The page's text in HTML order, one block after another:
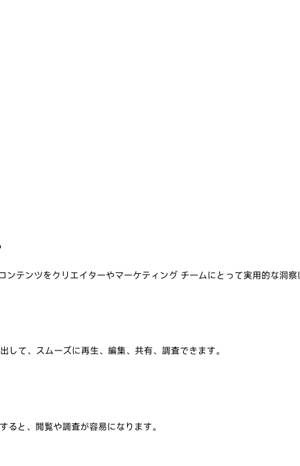
テンツをクリエイターやマーケティング チームにとって実用的な洞察
て、スムーズに再生、編集、共有、調査できます。
と、閲覧や調査が容易になります。